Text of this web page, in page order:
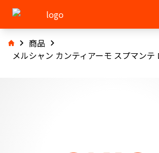
商品
メルシャン カンティアーモ スプマンテ